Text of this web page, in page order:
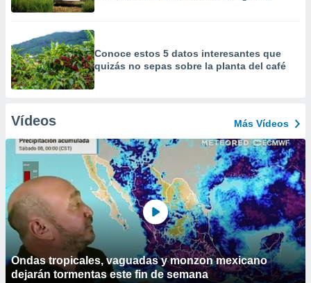
Conoce estos 5 datos interesantes que
quizás no sepas sobre la planta del café
Vídeos Más Vídeos
Ondas tropicales, vaguadas y monzon mexicano
dejarán tormentas este fin de semana